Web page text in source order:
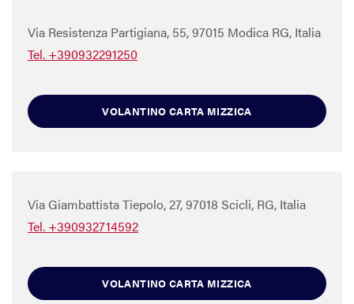
Via Resistenza Partigiana, 55, 97015 Modica RG, Italia
Tel. +390932291250
VOLANTINO CARTA MIZZICA
Via Giambattista Tiepolo, 27, 97018 Scicli, RG, Italia
Tel. +390932714592
VOLANTINO CARTA MIZZICA